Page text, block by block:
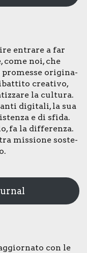
entra­re a far
come noi, che
pro­mes­se ori­gi­na­
crea­ti­vo,
la cul­tu­ra.
digi­ta­li, la sua
e di sfi­da.
fa la dif­fe­ren­za.
mis­sio­ne soste­
con le